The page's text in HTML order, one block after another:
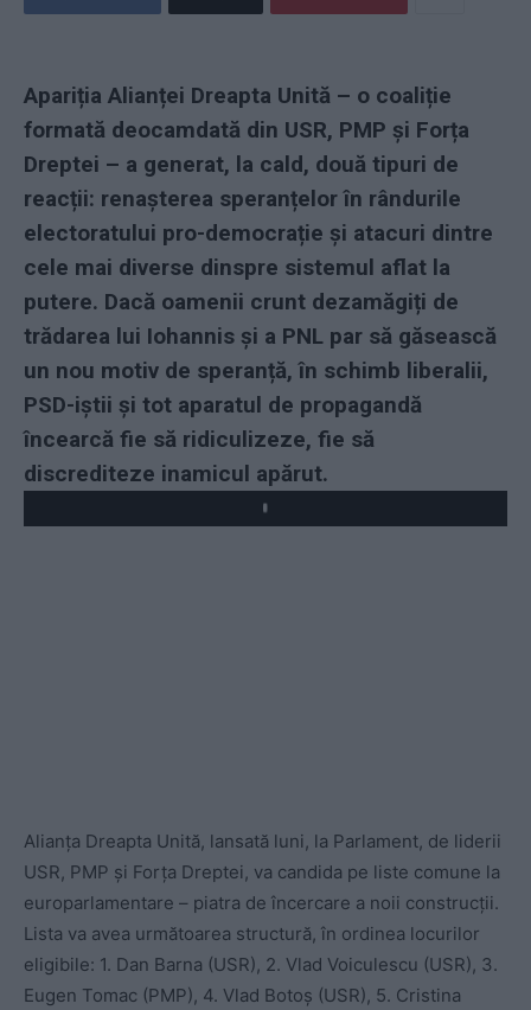
Apariția Alianței Dreapta Unită – o coaliție
formată deocamdată din USR, PMP și Forța
Dreptei – a generat, la cald, două tipuri de
reacții: renașterea speranțelor în rândurile
electoratului pro-democrație și atacuri dintre
cele mai diverse dinspre sistemul aflat la
putere. Dacă oamenii crunt dezamăgiți de
trădarea lui Iohannis și a PNL par să găsească
un nou motiv de speranță, în schimb liberalii,
PSD-iștii și tot aparatul de propagandă
încearcă fie să ridiculizeze, fie să
discrediteze inamicul apărut.
Play
Alianța Dreapta Unită, lansată luni, la Parlament, de liderii
USR, PMP și Forța Dreptei, va candida pe liste comune la
europarlamentare – piatra de încercare a noii construcții.
Lista va avea următoarea structură, în ordinea locurilor
eligibile: 1. Dan Barna (USR), 2. Vlad Voiculescu (USR), 3.
Eugen Tomac (PMP), 4. Vlad Botoș (USR), 5. Cristina